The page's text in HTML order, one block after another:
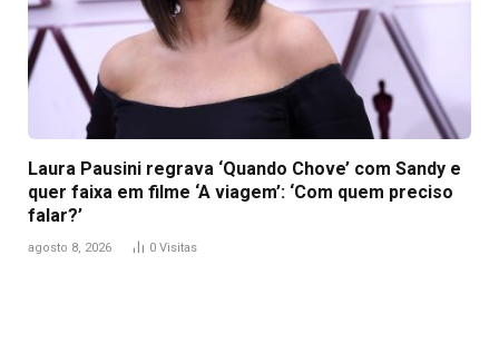
Laura Pausini regrava ‘Quando Chove’ com Sandy e
quer faixa em filme ‘A viagem’: ‘Com quem preciso
falar?’
agosto 8, 2026 0 Visitas